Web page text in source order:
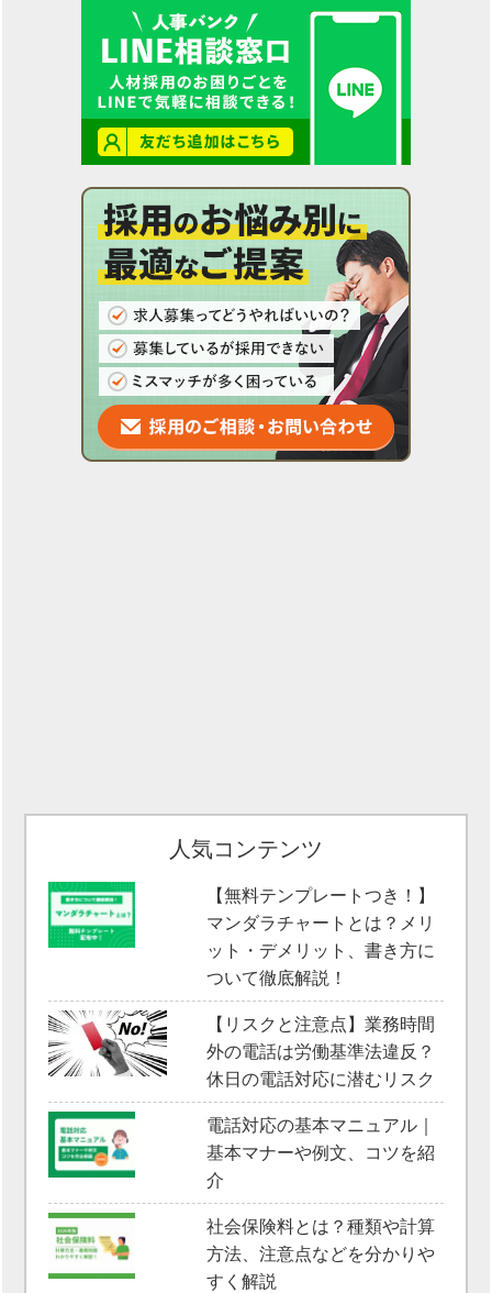
人気コンテンツ
【無料テンプレートつき！】
マンダラチャートとは？メリ
ット・デメリット、書き方に
ついて徹底解説！
【リスクと注意点】業務時間
外の電話は労働基準法違反？
休日の電話対応に潜むリスク
電話対応の基本マニュアル｜
基本マナーや例文、コツを紹
介
社会保険料とは？種類や計算
方法、注意点などを分かりや
すく解説